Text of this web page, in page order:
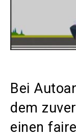
Bei
dem
einen